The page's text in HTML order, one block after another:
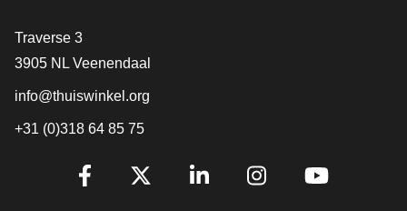
[_General:Contact]
Traverse 3
3905 NL Veenendaal
info@thuiswinkel.org
+31 (0)318 64 85 75
[_General:SocialMediaTitle]